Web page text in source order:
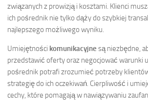
związanych z prowizją i kosztami. Klienci
ich pośrednik nie tylko dąży do szybkiej
najlepszego możliwego wyniku.
Umiejętności komunikacyjne są niezbędne,
przedstawić oferty oraz negocjować warunki
pośrednik potrafi zrozumieć potrzeby
strategię do ich oczekiwań. Cierpliwość i
cechy, które pomagają w nawiązywaniu